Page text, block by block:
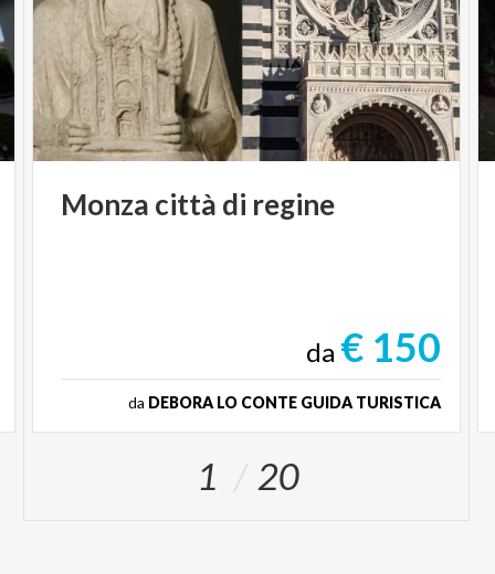
Monza città di regine
da € 150
da DEBORA LO CONTE GUIDA TURISTICA
1 20